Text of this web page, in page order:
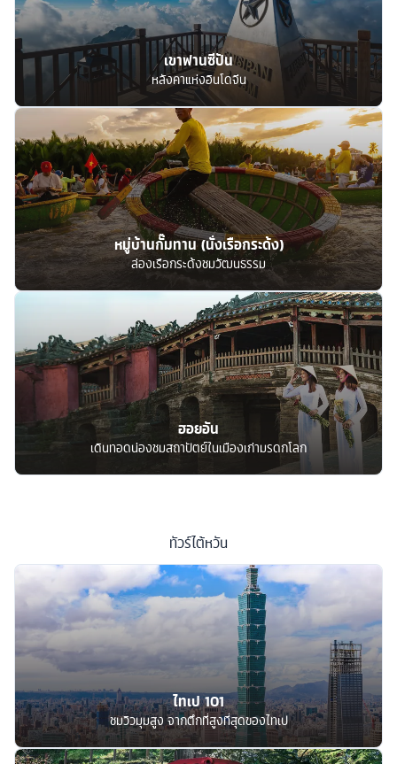
เขาฟานซีปัน
หลังคาแห่งอินโดจีน
หมู่บ้านกั๊มทาน (นั่งเรือกระด้ง)
ล่องเรือกระด้งชมวัฒนธรรม
ฮอยอัน
เดินทอดน่องชมสถาปัตย์ในเมืองเก่ามรดกโลก
ทัวร์ไต้หวัน
ไทเป 101
ชมวิวมุมสูง จากตึกที่สูงที่สุดของไทเป